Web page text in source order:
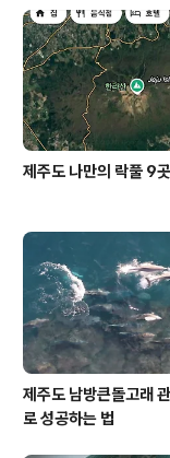
다. 바로 DSLR카메라와
입니다. DSLR에는 동영상
는 것이 똑딱이입니다. 그
지 챙겨야 하는 부담은 덜
제주도 나만의 락풀 9곳
제주도 남방큰돌고래
로 성공하는 법